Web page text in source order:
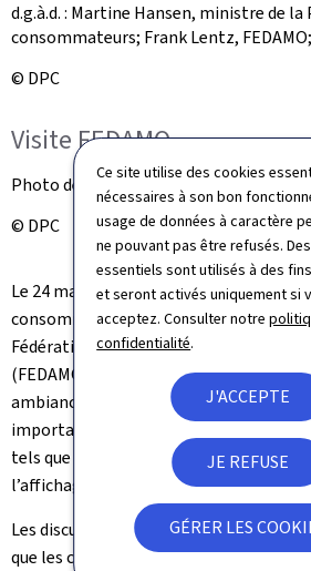
Ce site utilise des cookies
nécessaires à son bon
usage de données à caractère
ne pouvant pas être refusés.
essentiels sont utilisés à des
et seront activés uniquement si
acceptez. Consulter notre
confidentialité.
J'ACCEPTE
JE REFUSE
GÉRER LES
d.g.à.d. : Martine Hansen, ministre de
consommateurs; Frank Lentz,
© DPC
Visite FEDAMO
Photo de groupe
© DPC
Le 24 mai, Martine Hansen, ministre
consommateurs, s’est déplacée pour
Fédération des Distributeurs
(FEDAMO). Cette rencontre, qui s'est
ambiance cordiale, a permis d'aborder
importants et relatifs à la protection
tels que la garantie légale, le dépôt-
l’affichage des prix ou encore
Les discussions ont mis en évidence un
que les consommateurs ont besoin